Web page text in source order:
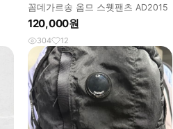
꼼데가르송 옴므 스웻팬츠 AD2015
120,000원
304 12